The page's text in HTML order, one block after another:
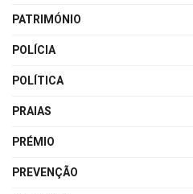
PATRIMÓNIO
POLÍCIA
POLÍTICA
PRAIAS
PRÉMIO
PREVENÇÃO